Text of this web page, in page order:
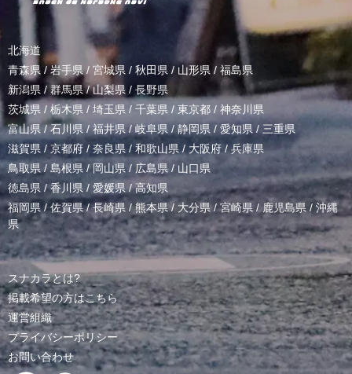
北海道
青森県 / 岩手県/ 宮城県 / 秋田県 / 山形県/ 福島県
新潟県 /群馬県/山梨県 / 長野県
茨城県 / 栃木県 / 埼玉県 / 千葉県 / 東京都 / 神奈川県
富山県 /石川県/福井県/岐阜県 / 静岡県 / 愛知県 / 三重県
滋賀県 / 京都府 / 奈良県 / 和歌山県/ 大阪府 /兵庫県
鳥取県/ 島根県 /岡山県/ 広島県 / 山口県
徳島県 /香川県 / 愛媛県/高知県
福岡県/佐賀県/長崎県 /熊本県/ 大分県/宮崎県 /鹿児島県 / 沖縄
県
スナカラとは?
掲載希望の方はこちら
運営組織
プライバシーポリシー
お問い合わせ